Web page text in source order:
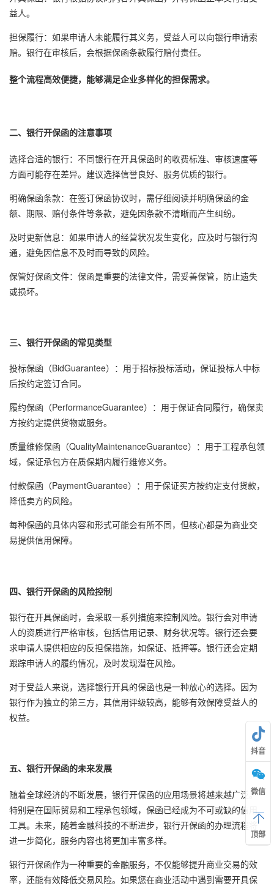
益人。
担保履行：如果申请人未能履行其义务，受益人可以向银行申请索
赔。银行在审核后，会根据保函条款履行赔付责任。
整个流程高效便捷，能够满足企业多样化的担保需求。
二、银行开保函的注意事项
选择合适的银行：不同银行在开具保函时的收费标准、审核速度等
方面可能存在差异。建议选择信誉良好、服务优质的银行。
明确保函条款：在签订保函协议时，需仔细阅读并明确保函的金
额、期限、赔付条件等条款，避免因条款不清晰而产生纠纷。
及时更新信息：如果申请人的经营状况发生变化，应及时与银行沟
通，避免因信息不及时而导致的风险。
保管好保函文件：保函是重要的法律文件，需妥善保管，防止遗失
或损坏。
三、银行开保函的常见类型
投标保函 （BidGuarantee）：用于招标投标活动，保证投标人中标
后按约定签订合同。
履约保函 （PerformanceGuarantee）：用于保证合同履行，确保卖
方按约定提供货物或服务。
质量维修保函（QualityMaintenanceGuarantee）：用于工程承包领
域，保证承包方在质保期内履行维修义务。
付款保函（PaymentGuarantee）：用于保证买方按约定支付货款，
降低卖方的风险。
每种保函的具体内容和形式可能会有所不同，但核心都是为商业交
易提供信用保障。
四、银行开保函的风险控制
银行在开具保函时，会采取一系列措施来控制风险。银行会对申请
人的资质进行严格审核，包括信用记录、财务状况等。银行还会要
求申请人提供相应的反担保措施，如保证、抵押等。银行还会定期
跟踪申请人的履约情况，及时发现潜在风险。
对于受益人来说，选择银行开具的保函也是一种放心的选择。因为
银行作为独立的第三方，其信用评级较高，能够有效保障受益人的
权益。
五、银行开保函的未来发展
随着全球经济的不断发展，银行开保函的应用场景将越来越广泛。
特别是在国际贸易和工程承包领域，保函已经成为不可或缺的信用
工具。未来，随着金融科技的不断进步，银行开保函的办理流程将
进一步简化，服务内容也将更加丰富多样。
银行开保函作为一种重要的金融服务，不仅能够提升商业交易的效
率，还能有效降低交易风险。如果您在商业活动中遇到需要开具保
抖音
微信
顶部